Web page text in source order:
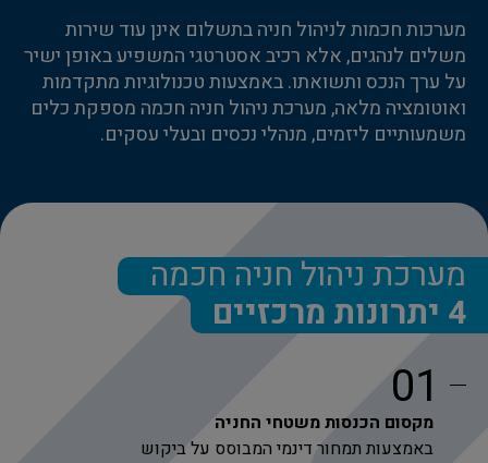
מערכות חכמות לניהול חניה בתשלום אינן עוד שירות
משלים לנהגים, אלא רכיב אסטרטגי המשפיע באופן ישיר
על ערך הנכס ותשואתו. באמצעות טכנולוגיות מתקדמות
ואוטומציה מלאה, מערכת ניהול חניה חכמה מספקת כלים
משמעותיים ליזמים, מנהלי נכסים ובעלי עסקים.
מערכת ניהול חניה חכמה
4 יתרונות מרכזיים
01
מקסום הכנסות משטחי החניה
באמצעות תמחור דינמי המבוסס על ביקוש